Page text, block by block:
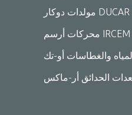
مولدات دوكار DUCAR
محركات أرسم IRCEM